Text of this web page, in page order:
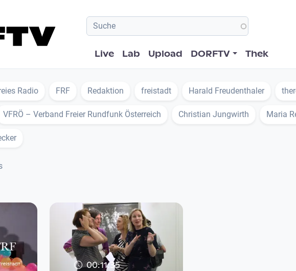
Hauptnavigation
Live Lab Upload DORFTV Thek
Radio FRF Redaktion freistadt Harald Freudenthaler
VFRÖ – Verband Freier Rundfunk Österreich Christian Jungwirth Maria
00:11:35